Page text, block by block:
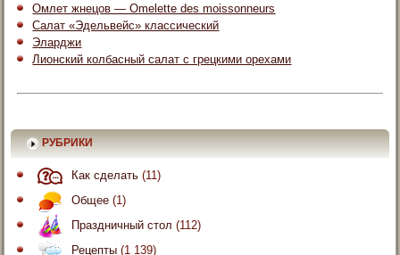
Омлет жнецов — Omelette des moissonneurs
Салат «Эдельвейс» классический
Эларджи
Лионский колбасный салат с грецкими орехами
РУБРИКИ
Как сделать (11)
Общее (1)
Праздничный стол (112)
Рецепты (1 139)